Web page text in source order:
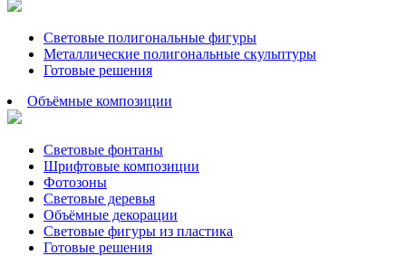
Световые полигональные фигуры
Металлические полигональные скульптуры
Готовые решения
Объёмные композиции
Световые фонтаны
Шрифтовые композиции
Фотозоны
Световые деревья
Объёмные декорации
Световые фигуры из пластика
Готовые решения